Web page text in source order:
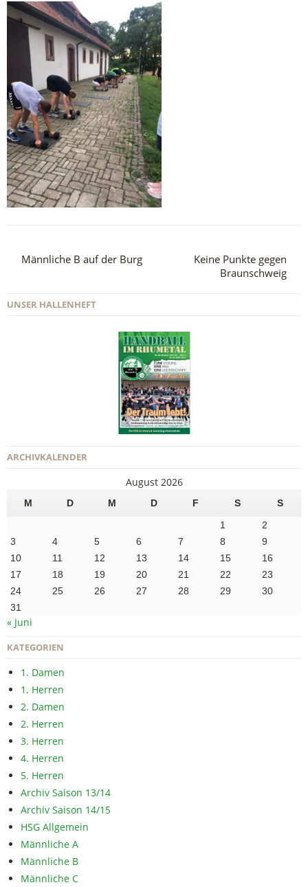
Männliche B auf der Burg
Keine Punkte gegen
Braunschweig
UNSER HALLENHEFT
ARCHIVKALENDER
August 2026
M D M D F S
S
1
2
3
4 5 6 7 8
9
10
11 12 13 14 15
16
17
18 19 20 21 22
23
24
25 26 27 28 29
30
31
« Juni
KATEGORIEN
1. Damen
1. Herren
2. Damen
2. Herren
3. Herren
4. Herren
5. Herren
Archiv Saison 13/14
Archiv Saison 14/15
HSG Allgemein
Männliche A
Männliche B
Männliche C